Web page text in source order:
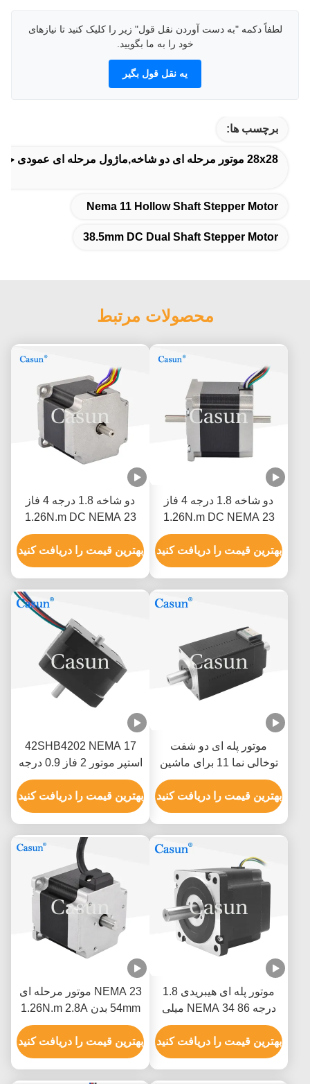
لطفاً دکمه "به دست آوردن نقل قول" زیر را کلیک کنید تا نیازهای
خود را به ما بگویید.
يه نقل قول بگير
برچسب ها:
28x28 موتور مرحله ای دو شاخه,ماژول مرحله ای عمودی حفاری Nema 11,38.5mm DC دو شاخه موتور مرحله ای
Nema 11 Hollow Shaft Stepper Motor
38.5mm DC Dual Shaft Stepper Motor
محصولات مرتبط
دو شاخه 1.8 درجه 4 فاز
1.26N.m DC NEMA 23
هیبرید موتور مرحله ای
CNC ربات
بهترین قیمت را دریافت کنید
دو شاخه 1.8 درجه 4 فاز
1.26N.m DC NEMA 23
هیبرید موتور مرحله ای
CNC ربات
بهترین قیمت را دریافت کنید
موتور پله ای دو شفت
توخالی نما 11 برای ماشین
پزشکی 28x28x38.5mm
بهترین قیمت را دریافت کنید
42SHB4202 NEMA 17
استپر موتور 2 فاز 0.9 درجه
0.8A 0.13N.M 4 سیم برای
تجهیزات هوشمند
بهترین قیمت را دریافت کنید
موتور پله ای هیبریدی 1.8
درجه NEMA 34 86 میلی
متری طول 5N.M کیت Cnc
موتور پله ای
بهترین قیمت را دریافت کنید
NEMA 23 موتور مرحله ای
54mm بدن 1.26N.m 2.8A
دو شاخه برای CNC
بهترین قیمت را دریافت کنید